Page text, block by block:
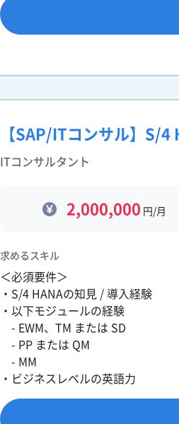
【SAP/ITコンサル】S/
ITコンサルタント
2,000,000 円/月
求めるスキル
＜必須要件＞
・S/4 HANAの知見 / 導入経験
・以下モジュールの経験
- EWM、TM または SD
- PP または QM
- MM
・ビジネスレベルの英語力